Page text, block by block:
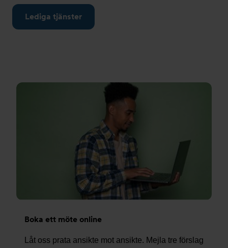
Lediga tjänster
Boka ett möte online
Låt oss prata ansikte mot ansikte. Mejla tre förslag